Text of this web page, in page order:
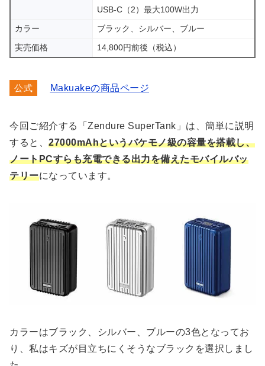
USB-C（2）最大100W出力
カラー
ブラック、シルバー、ブルー
実売価格
14,800円前後（税込）
公式 Makuakeの商品ページ
今回ご紹介する「Zendure SuperTank」は、簡単に説明
すると、 27000mAhというバケモノ級の容量を搭載し、
ノートPCすらも充電できる出力を備えたモバイルバッ
テリーになっています。
カラーはブラック、シルバー、ブルーの3色となってお
り、私はキズが目立ちにくそうなブラックを選択しまし